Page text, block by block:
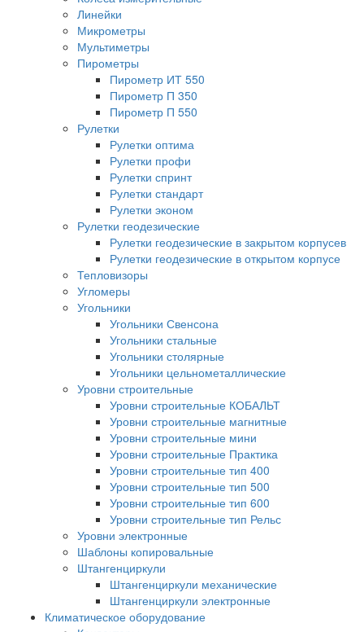
Линейки
Микрометры
Мультиметры
Пирометры
Пирометр ИТ 550
Пирометр П 350
Пирометр П 550
Рулетки
Рулетки оптима
Рулетки профи
Рулетки спринт
Рулетки стандарт
Рулетки эконом
Рулетки геодезические
Рулетки геодезические в закрытом корпусев
Рулетки геодезические в открытом корпусе
Тепловизоры
Угломеры
Угольники
Угольники Свенсона
Угольники стальные
Угольники столярные
Угольники цельнометаллические
Уровни строительные
Уровни строительные КОБАЛЬТ
Уровни строительные магнитные
Уровни строительные мини
Уровни строительные Практика
Уровни строительные тип 400
Уровни строительные тип 500
Уровни строительные тип 600
Уровни строительные тип Рельс
Уровни электронные
Шаблоны копировальные
Штангенциркули
Штангенциркули механические
Штангенциркули электронные
Климатическое оборудование